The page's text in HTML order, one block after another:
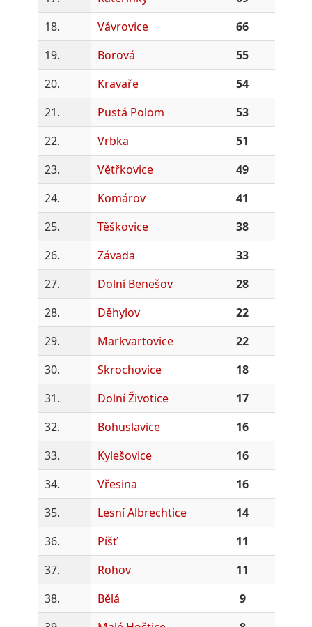
18.
Vávrovice
66
19.
Borová
55
20.
Kravaře
54
21.
Pustá Polom
53
22.
Vrbka
51
23.
Větřkovice
49
24.
Komárov
41
25.
Těškovice
38
26.
Závada
33
27.
Dolní Benešov
28
28.
Děhylov
22
29.
Markvartovice
22
30.
Skrochovice
18
31.
Dolní Životice
17
32.
Bohuslavice
16
33.
Kylešovice
16
34.
Vřesina
16
35.
Lesní Albrechtice
14
36.
Píšť
11
37.
Rohov
11
38.
Bělá
9